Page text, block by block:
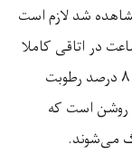
شد لازم است
در اتاقی کاملا
درصد رطوبت
روشن است که
می‌شوند.